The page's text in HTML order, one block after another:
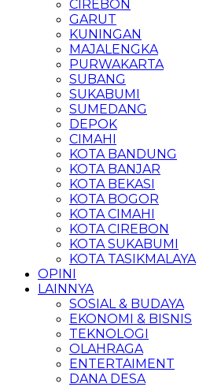
CIREBON
GARUT
KUNINGAN
MAJALENGKA
PURWAKARTA
SUBANG
SUKABUMI
SUMEDANG
DEPOK
CIMAHI
KOTA BANDUNG
KOTA BANJAR
KOTA BEKASI
KOTA BOGOR
KOTA CIMAHI
KOTA CIREBON
KOTA SUKABUMI
KOTA TASIKMALAYA
OPINI
LAINNYA
SOSIAL & BUDAYA
EKONOMI & BISNIS
TEKNOLOGI
OLAHRAGA
ENTERTAIMENT
DANA DESA